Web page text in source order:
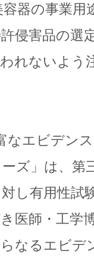
器の事業用
侵害品の選
れないよう
なエビデンス
ズ」は、第
し有用性試
医師・工学
なるエビデ